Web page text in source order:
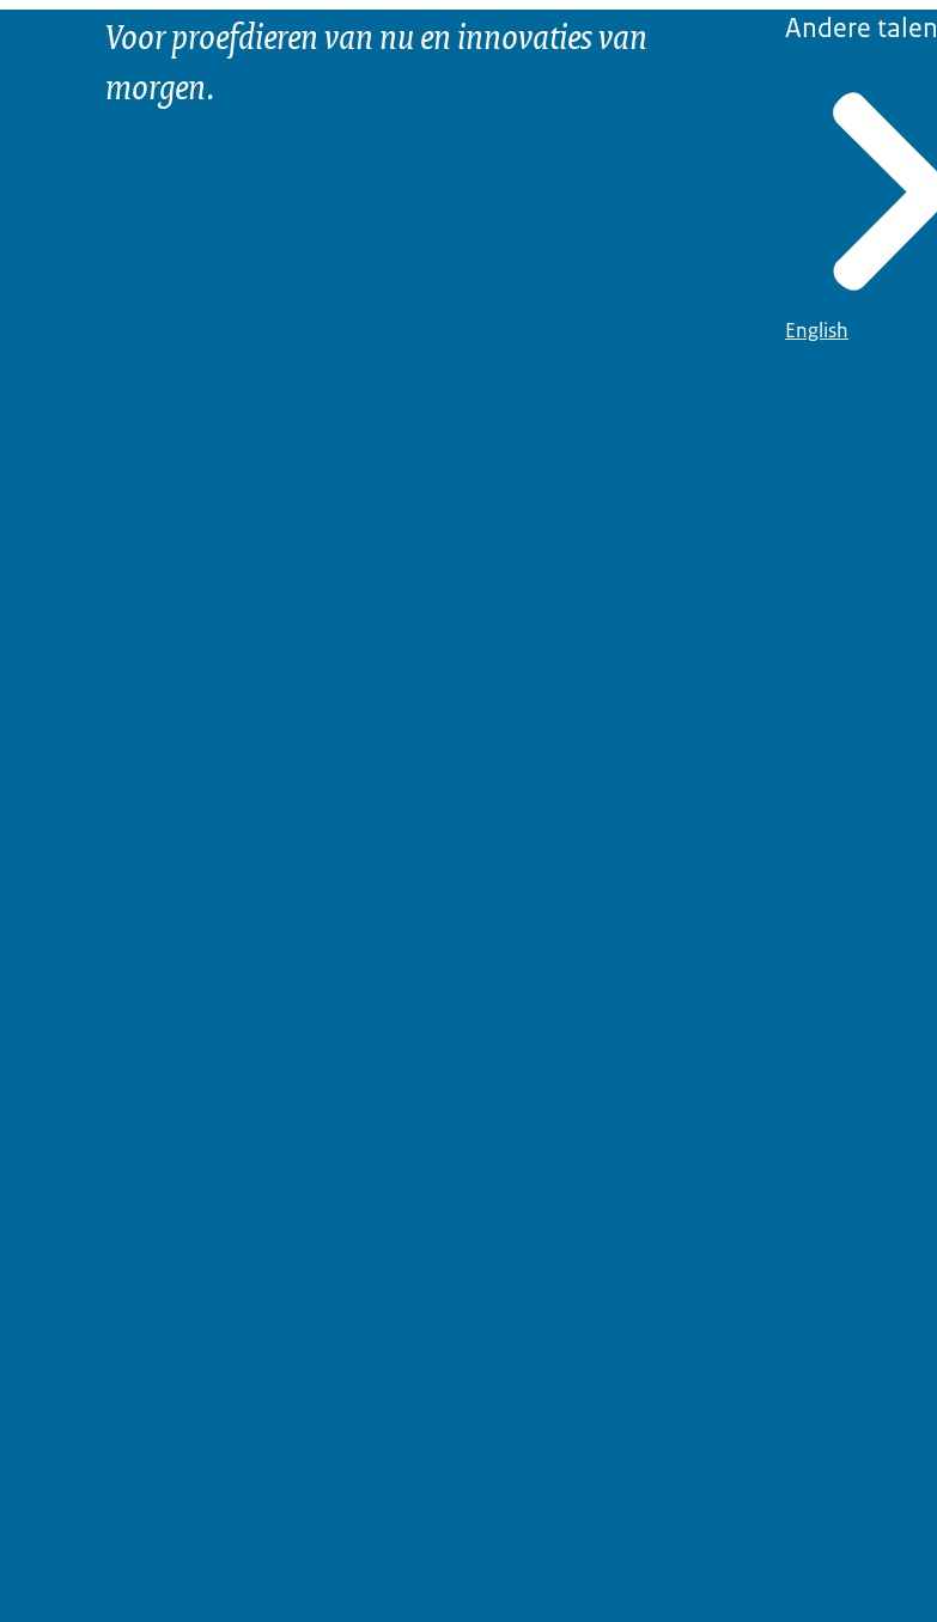
Voor proefdieren van nu en innovaties van
morgen.
Andere talen
English